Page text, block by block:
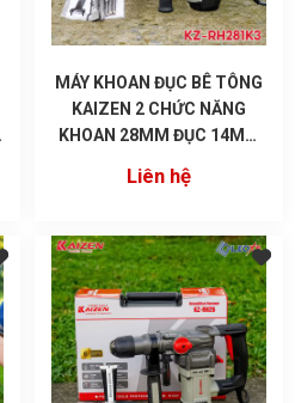
MÁY KHOAN ĐỤC BÊ TÔNG
KAIZEN 2 CHỨC NĂNG
KHOAN 28MM ĐỤC 14MM
Liên hệ